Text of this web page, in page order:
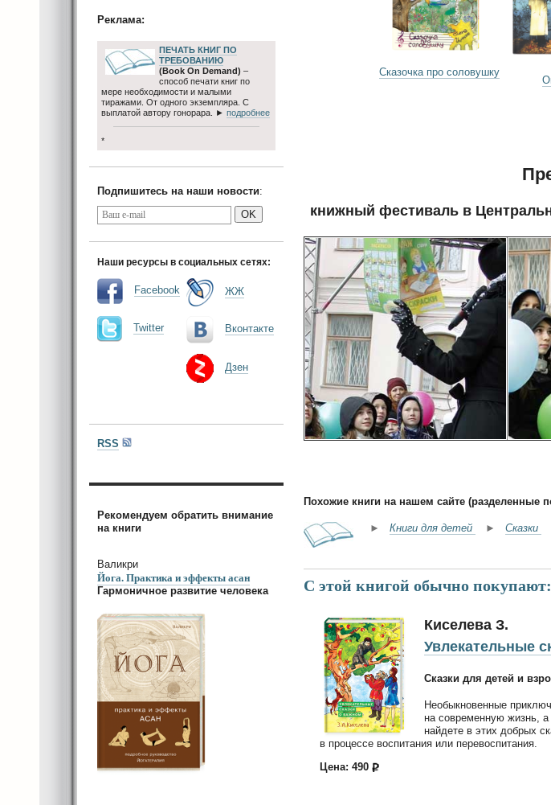
Сказочка про соловушку
книжный фестиваль в
Похожие книги на нашем сайте (разделенные
► Книги для детей ► Сказки
С этой книгой обычно покупают:
Киселева З.
Увлекательные
Сказки для детей и
Необыкновенные
на современную жизнь, а
найдете в этих добрых
в процессе воспитания или перевоспитания.
Цена: 490
Реклама:
ПЕЧАТЬ КНИГ ПО
ТРЕБОВАНИЮ
(Book On Demand) –
способ печати книг по
мере необходимости и малыми
тиражами. От одного экземпляра. С
выплатой автору гонорара. ► подробнее
*
Подпишитесь на наши новости:
OK
Наши ресурсы в социальных сетях:
Facebook
Twitter
ЖЖ
Вконтакте
Дзен
RSS
Рекомендуем обратить внимание
на книги
Валикри
Йога. Практика и эффекты асан
Гармоничное развитие человека